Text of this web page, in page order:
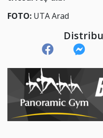
FOTO: UTA Arad